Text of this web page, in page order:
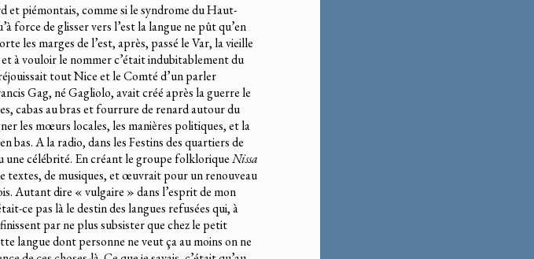
et piémontais, comme si le syndrome du Haut-
force de glisser vers l’est la langue ne pût qu’en
les marges de l’est, après, passé le Var, la vieille
à vouloir le nommer c’était indubitablement du
tout Nice et le Comté d’un parler
Gag, né Gagliolo, avait créé après la guerre le
cabas au bras et fourrure de renard autour du
les mœurs locales, les manières politiques, et la
bas. A la radio, dans les Festins des quartiers de
une célébrité. En créant le groupe folkloriqueNissa
textes, de musiques, et œuvrait pour un renouveau
Autant dire « vulgaire » dans l’esprit de mon
ce pas là le destin des langues refusées qui, à
par ne plus subsister que chez le petit
langue dont personne ne veut ça au moins on ne